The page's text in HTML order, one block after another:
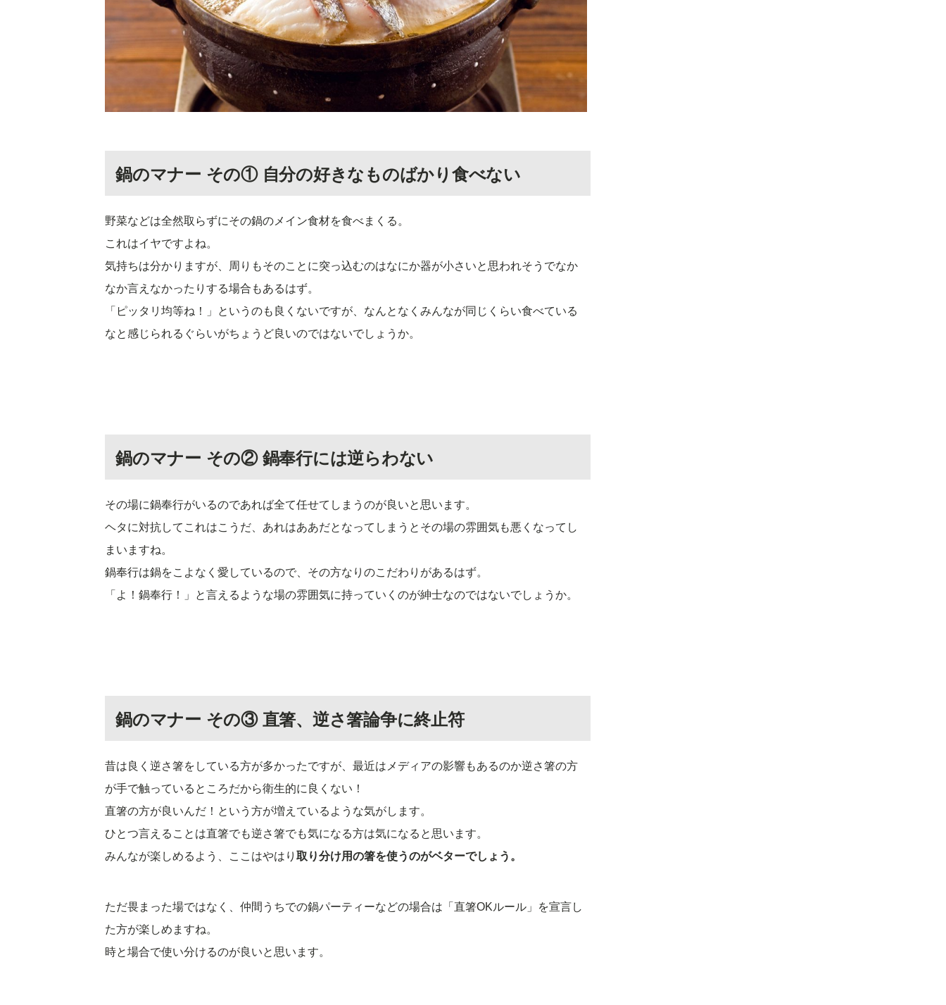
鍋のマナー その① 自分の好きなものばかり食べない
野菜などは全然取らずにその鍋のメイン食材を食べまくる。
これはイヤですよね。
気持ちは分かりますが、周りもそのことに突っ込むのはなにか器が小さいと思われそうでなか
なか言えなかったりする場合もあるはず。
「ピッタリ均等ね！」というのも良くないですが、なんとなくみんなが同じくらい食べている
なと感じられるぐらいがちょうど良いのではないでしょうか。
鍋のマナー その② 鍋奉行には逆らわない
その場に鍋奉行がいるのであれば全て任せてしまうのが良いと思います。
ヘタに対抗してこれはこうだ、あれはああだとなってしまうとその場の雰囲気も悪くなってし
まいますね。
鍋奉行は鍋をこよなく愛しているので、その方なりのこだわりがあるはず。
「よ！鍋奉行！」と言えるような場の雰囲気に持っていくのが紳士なのではないでしょうか。
鍋のマナー その③ 直箸、逆さ箸論争に終止符
昔は良く逆さ箸をしている方が多かったですが、最近はメディアの影響もあるのか逆さ箸の方
が手で触っているところだから衛生的に良くない！
直箸の方が良いんだ！という方が増えているような気がします。
ひとつ言えることは直箸でも逆さ箸でも気になる方は気になると思います。
みんなが楽しめるよう、ここはやはり 取り分け用の箸を使うのがベターでしょう。
ただ畏まった場ではなく、仲間うちでの鍋パーティーなどの場合は「直箸OKルール」を宣言し
た方が楽しめますね。
時と場合で使い分けるのが良いと思います。